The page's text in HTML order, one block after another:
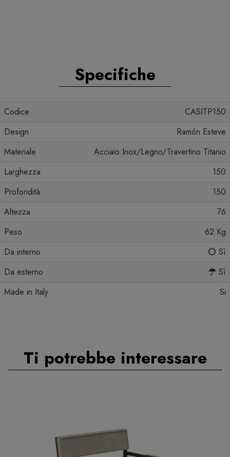
Specifiche
Codice
CASITP150
Design
Ramón Esteve
Materiale
Acciaio Inox/Legno/Travertino Titanio
Larghezza
150
Profondità
150
Altezza
76
Peso
62 Kg
Da interno
Sì
Da esterno
Sì
Made in Italy
Si
Ti potrebbe interessare